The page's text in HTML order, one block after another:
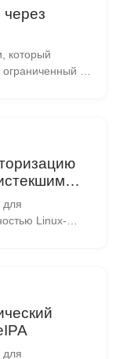
который
ограниченный
для
Linux-
для